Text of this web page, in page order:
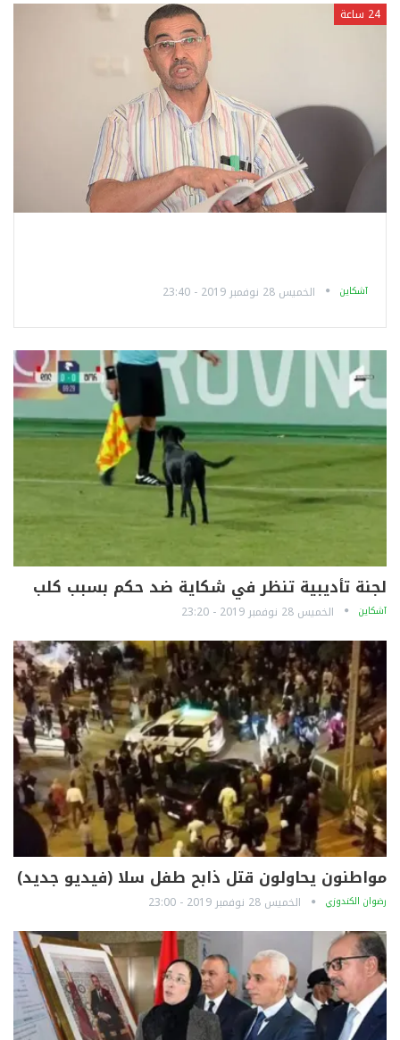
24 ساعة
آشكاين الخميس 28 نوفمبر 2019 - 23:40
لجنة تأديبية تنظر في شكاية ضد حكم بسبب كلب
آشكاين الخميس 28 نوفمبر 2019 - 23:20
مواطنون يحاولون قتل ذابح طفل سلا (فيديو جديد)
رضوان الكندوزي الخميس 28 نوفمبر 2019 - 23:00